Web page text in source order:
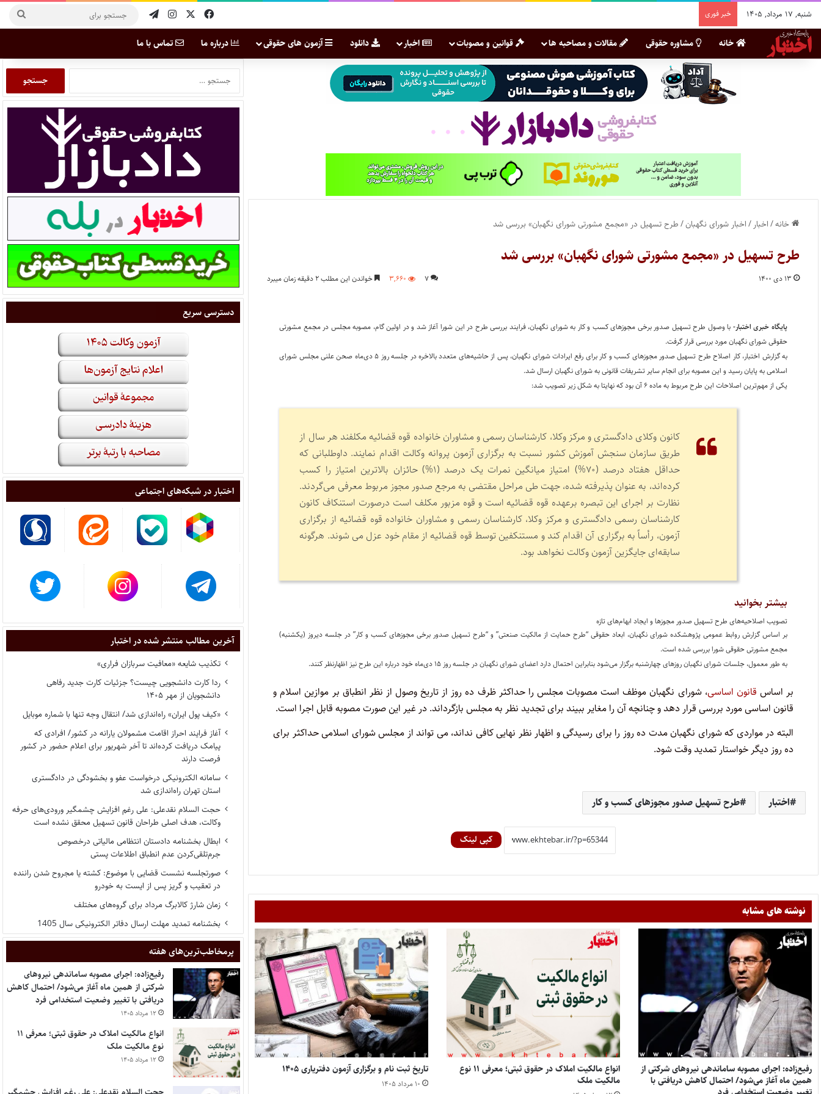
شنبه, ۱۷ مرداد, ۱۴۰۵ خبر فوری
خانه مشاوره حقوقی مقالات و مصاحبه ها قوانین و مصوبات اخبار دانلود آزمون های حقوقی درباره ما تماس با ما
خانه/اخبار /اخبار شورای نگهبان/طرح تسهیل در «مجمع مشورتی شورای نگهبان» بررسی شد
طرح تسهیل در «مجمع مشورتی شورای نگهبان» بررسی شد
۱۳ دی ۱۴۰۰ ۷ ۳,۶۶۰ خواندن این مطلب ۲ دقیقه زمان میبرد
پایگاه خبری اختبار- با وصول طرح تسهیل صدور برخی مجوزهای کسب و کار به شورای نگهبان، فرایند بررسی طرح در این شورا آغاز شد و در اولین گام، مصوبه مجلس در مجمع مشورتی
حقوقی شورای نگهبان مورد بررسی قرار گرفت.
به گزارش اختبار، کار اصلاح طرح تسهیل صدور مجوزهای کسب و کار برای رفع ایرادات شورای نگهبان، پس از حاشیه‌های متعدد بالاخره در جلسه روز ۵ دی‌ماه صحن علنی مجلس شورای
اسلامی به پایان رسید و این مصوبه برای انجام سایر تشریفات قانونی به شورای نگهبان ارسال شد.
یکی از مهم‌ترین اصلاحات این طرح مربوط به ماده ۶ آن بود که نهایتا به شکل زیر تصویب شد:
کانون وکلای دادگستری و مرکز وکلا، کارشناسان رسمی و مشاوران خانواده قوه ‌قضائیه مکلفند هر سال از
طریق سازمان سنجش آموزش کشور نسبت به برگزاری آزمون پروانه وکالت اقدام نمایند. داوطلبانی که
حداقل هفتاد درصد (۷۰%) امتیاز میانگین نمرات یک درصد (۱%) حائزان بالاترین امتیاز را کسب
کرده‌اند، به عنوان پذیرفته شده، جهت طی مراحل مقتضی به مرجع صدور مجوز مربوط معرفی می‌گردند.
نظارت بر اجرای این تبصره برعهده قوه قضائیه است و قوه مزبور مکلف است درصورت استنکاف کانون
کارشناسان رسمی دادگستری و مرکز وکلا، کارشناسان رسمی و مشاوران خانواده قوه ‌قضائیه از برگزاری
آزمون، رأساً به برگزاری آن اقدام کند و مستنکفین توسط قوه قضائیه از مقام خود عزل می شوند. هرگونه
سابقه‌ای جایگزین آزمون وکالت نخواهد بود.
بیشتر بخوانید
تصویب اصلاحیه‌های طرح تسهیل صدور مجوزها و ایجاد ابهام‌های تازه
بر اساس گزارش روابط عمومی پژوهشکده شورای نگهبان، ابعاد حقوقی “طرح حمایت از مالکیت صنعتی” و “طرح تسهیل صدور برخی مجوزهای کسب و کار” در جلسه دیروز (یکشنبه)
مجمع مشورتی حقوقی شورا بررسی شده است.
به طور معمول، جلسات شورای نگهبان روزهای چهارشنبه برگزار می‌شود بنابراین احتمال دارد اعضای شورای نگهبان در جلسه روز ۱۵ دی‌ماه خود درباره این طرح نیز اظهارنظر کنند.
بر اساس قانون اساسی، شورای‏ نگهبان‏ موظف‏ است‏ مصوبات مجلس را حداکثر ظرف‏ ده روز از تاریخ‏ وصول‏ از نظر انطباق‏ بر موازین‏ اسلام‏ و
قانون‏ اساسی‏ مورد بررسی‏ قرار دهد و چنانچه‏ آن‏ را مغایر ببیند برای‏ تجدید نظر به‏ مجلس‏ بازگرداند. در غیر این‏ صورت‏ مصوبه‏ قابل‏ اجرا است‏.
البته در مواردی‏ که‏ شورای‏ نگهبان مدت‏ ده‏ روز را برای‏ رسیدگی‏ و اظهار نظر نهایی‏ کافی‏ نداند، می‏ تواند از مجلس‏ شورای‏ اسلامی‏ حداکثر برای‏
ده‏ روز دیگر‏ خواستار تمدید وقت‏ شود.
اختبار طرح تسهیل صدور مجوزهای کسب و کار
کپی لینک
نوشته های مشابه
رفیع‌زاده: اجرای مصوبه ساماندهی نیروهای شرکتی از
همین ماه آغاز می‌شود/ احتمال کاهش دریافتی با
انواع مالکیت املاک در حقوق ثبتی؛ معرفی ۱۱ نوع
مالکیت ملک
تاریخ ثبت نام و برگزاری آزمون دفتریاری ۱۴۰۵
۱۰ مرداد ۱۴۰۵
دسترسی سریع
اختبار در شبکه‌های اجتماعی
آخرین مطالب منتشر شده در اختبار
تکذیب شایعه «معافیت سربازان فراری»
ردا کارت دانشجویی چیست؟ جزئیات کارت جدید رفاهی
دانشجویان از مهر ۱۴۰۵
«کیف پول ایران» راه‌اندازی شد/ انتقال وجه تنها با شماره موبایل
آغاز فرایند احراز اقامت مشمولان یارانه در کشور/ افرادی که
پیامک دریافت کرده‌اند تا آخر شهریور برای اعلام حضور در کشور
فرصت دارند
سامانه الکترونیکی درخواست عفو و بخشودگی در دادگستری
استان تهران راه‌اندازی شد
حجت السلام نقدعلی: علی رغم افزایش چشمگیر ورودی‌های حرفه
وکالت، هدف اصلی طراحان قانون تسهیل محقق نشده است
ابطال بخشنامه دادستان انتظامی مالیاتی درخصوص
جرم‌تلقی‌کردن عدم انطباق اطلاعات پستی
صورتجلسه نشست قضایی با موضوع: کشته یا مجروح شدن راننده
در تعقیب و گریز پس از ایست به خودرو
زمان شارژ کالابرگ مرداد برای گروه‌های مختلف
بخشنامه تمدید مهلت ارسال دفاتر الکترونیکی سال 1405
پر‌مخاطب‌ترین‌های هفته
رفیع‌زاده: اجرای مصوبه ساماندهی نیروهای
شرکتی از همین ماه آغاز می‌شود/ احتمال کاهش
دریافتی با تغییر وضعیت استخدامی فرد
۱۲ مرداد ۱۴۰۵
انواع مالکیت املاک در حقوق ثبتی؛ معرفی ۱۱
نوع مالکیت ملک
۱۲ مرداد ۱۴۰۵